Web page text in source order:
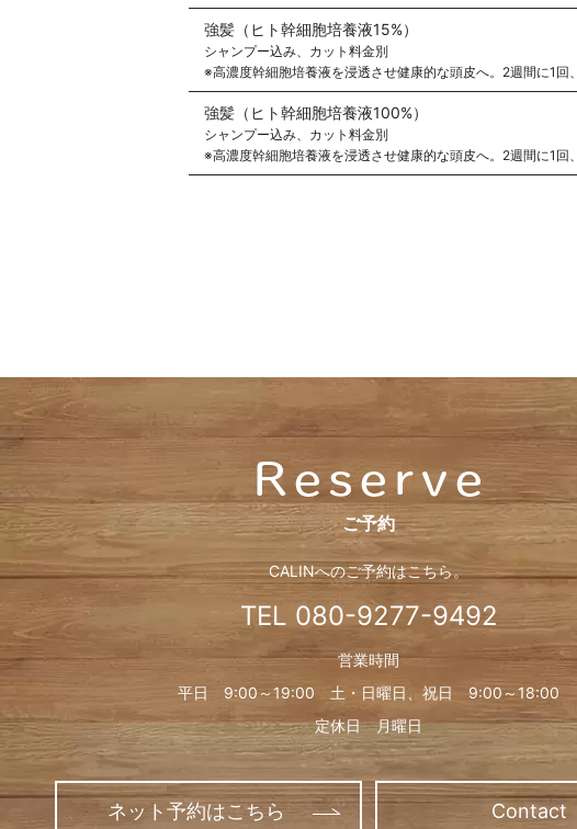
強髪（ヒト幹細胞培養液15%）
シャンプー込み、カット料金別
※高濃度幹細胞培養液を浸透させ健康的な頭皮へ。2週間に1回
強髪（ヒト幹細胞培養液100%）
シャンプー込み、カット料金別
※高濃度幹細胞培養液を浸透させ健康的な頭皮へ。2週間に1回
ご予約
CALINへのご予約はこちら。
TEL 080-9277-9492
営業時間
平日 9:00～19:00 土・日曜日、 祝日 9:00～18:00
定休日 月曜日
ネット予約はこちら Contact